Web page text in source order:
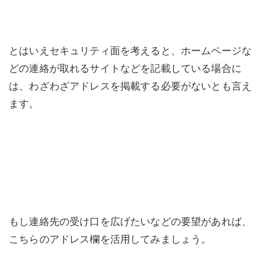
とはいえセキュリティ面を考えると、ホームページな
どの連絡が取れるサイトなどを記載している場合に
は、わざわざアドレスを掲載する必要がないとも言え
ます。
もし連絡先の受け口を広げたいなどの要望があれば、
こちらのアドレス欄を活用してみましょう。